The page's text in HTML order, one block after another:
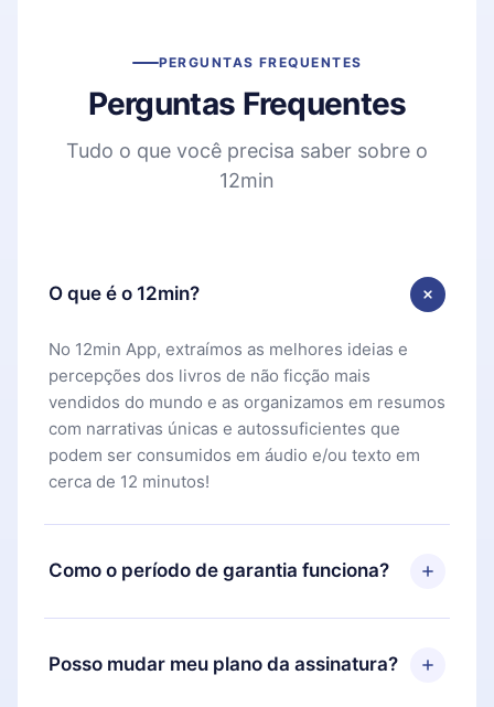
PERGUNTAS FREQUENTES
Perguntas Frequentes
Tudo o que você precisa saber sobre o
12min
O que é o 12min?
No 12min App, extraímos as melhores ideias e
percepções dos livros de não ficção mais
vendidos do mundo e as organizamos em resumos
com narrativas únicas e autossuficientes que
podem ser consumidos em áudio e/ou texto em
cerca de 12 minutos!
Como o período de garantia funciona?
Você pode baixar nosso aplicativo e começar a
aproveitar nossa biblioteca. Se por algum motivo
não ficar satisfeito com nossa plataforma, basta
Posso mudar meu plano da assinatura?